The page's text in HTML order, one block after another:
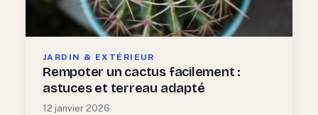
JARDIN & EXTÉRIEUR
Rempoter un cactus facilement :
astuces et terreau adapté
12 janvier 2026